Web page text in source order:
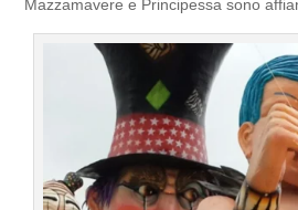
Mazzamavere e Principessa sono